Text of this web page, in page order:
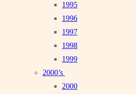
1995
1996
1997
1998
1999
2000’s
2000